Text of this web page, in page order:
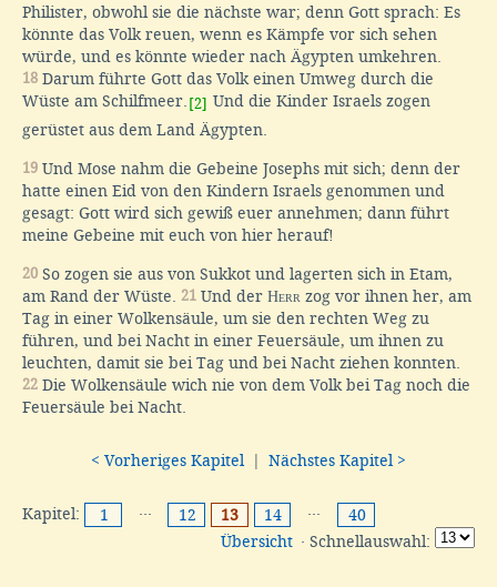
Philister, obwohl sie die nächste war; denn Gott sprach: Es
könnte das Volk reuen, wenn es Kämpfe vor sich sehen
würde, und es könnte wieder nach Ägypten umkehren.
18 Darum führte Gott das Volk einen Umweg durch die
Wüste am Schilfmeer. [2] Und die Kinder Israels zogen
gerüstet aus dem Land Ägypten.
19 Und Mose nahm die Gebeine Josephs mit sich; denn der
hatte einen Eid von den Kindern Israels genommen und
gesagt: Gott wird sich gewiß euer annehmen; dann führt
meine Gebeine mit euch von hier herauf!
20 So zogen sie aus von Sukkot und lagerten sich in Etam,
am Rand der Wüste. 21 Und der Herr zog vor ihnen her, am
Tag in einer Wolkensäule, um sie den rechten Weg zu
führen, und bei Nacht in einer Feuersäule, um ihnen zu
leuchten, damit sie bei Tag und bei Nacht ziehen konnten.
22 Die Wolkensäule wich nie von dem Volk bei Tag noch die
Feuersäule bei Nacht.
< Vorheriges Kapitel | Nächstes Kapitel >
Kapitel: 1 ··· 12 13 14 ···
40
Übersicht · Schnellauswahl: